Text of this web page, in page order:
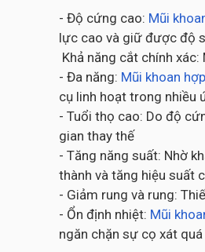
- Độ cứng cao: Mũi
lực cao và giữ được độ
Khả năng cắt chính
- Đa năng: Mũi khoan
cụ linh hoạt trong nhiều
- Tuổi thọ cao: Do độ
gian thay thế
- Tăng năng suất: Nhờ
thành và tăng hiệu suất
- Giảm rung và rung:
- Ổn định nhiệt: Mũi
ngăn chặn sự cọ xát